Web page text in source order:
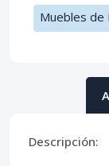
Muebles
Descripción: